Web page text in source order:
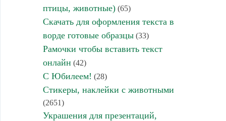
птицы, животные)(65)
Скачать для оформления текста в
ворде готовые образцы(33)
Рамочки чтобы вставить текст
онлайн (42)
С Юбилеем! (28)
Стикеры, наклейки с животными
(2651)
Украшения для презентаций,